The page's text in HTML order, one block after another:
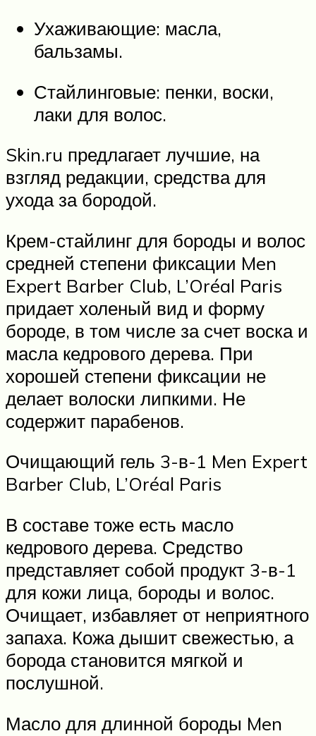
Ухаживающие: масла,
бальзамы.
Стайлинговые: пенки, воски,
лаки для волос.
Skin.ru предлагает лучшие, на
взгляд редакции, средства для
ухода за бородой.
Крем-стайлинг для бороды и волос
средней степени фиксации Men
Expert Barber Club, L’Oréal Paris
придает холеный вид и форму
бороде, в том числе за счет воска и
масла кедрового дерева. При
хорошей степени фиксации не
делает волоски липкими. Не
содержит парабенов.
Очищающий гель 3-в-1 Men Expert
Barber Club, L’Oréal Paris
В составе тоже есть масло
кедрового дерева. Средство
представляет собой продукт 3-в-1
для кожи лица, бороды и волос.
Очищает, избавляет от неприятного
запаха. Кожа дышит свежестью, а
борода становится мягкой и
послушной.
Масло для длинной бороды Men